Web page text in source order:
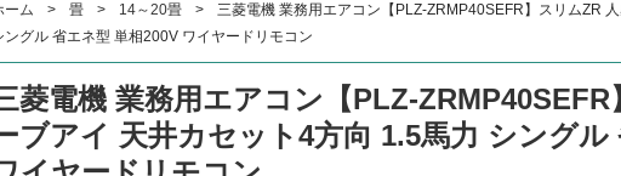
ーム > 畳 > 14～20畳 >
三菱電機 業務用エアコン【PLZ-ZRMP40SEFR】スリムZR
ングル 省エネ型 単相200V ワイヤードリモコン
菱電機 業務用エアコン【PLZ-
ブアイ 天井カセット4方向 1.5馬力 シングル